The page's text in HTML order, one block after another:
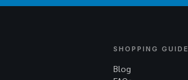
SHOPPING GUIDE
Blog